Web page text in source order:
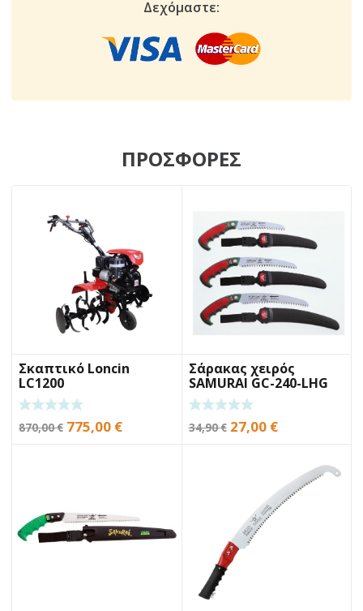
Δεχόμαστε:
ΠΡΟΣΦΟΡΕΣ
Σκαπτικό Loncin
LC1200
870,00€ Original
775,00 €Η
Σάρακας χειρός
SAMURAI GC-240-LHG
24cm
34,90€ Original
27,00 €Η
είναι:
27,00 €.